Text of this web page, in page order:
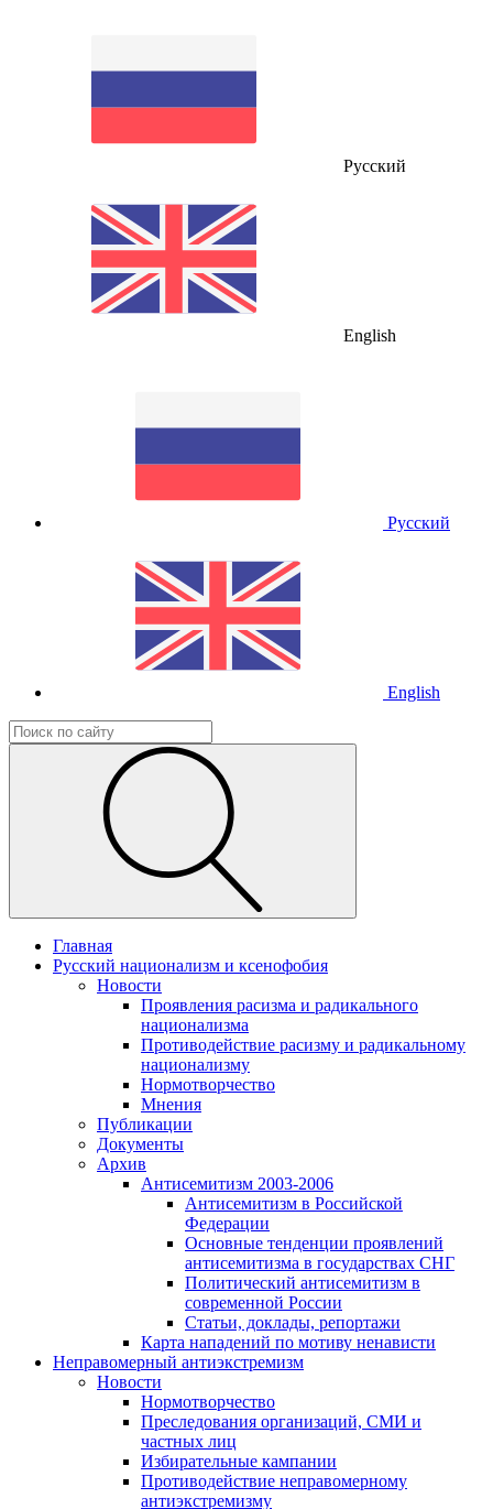
Русский
English
Русский
English
Главная
Русский национализм и ксенофобия
Новости
Проявления расизма и радикального
национализма
Противодействие расизму и радикальному
национализму
Нормотворчество
Мнения
Публикации
Документы
Архив
Антисемитизм 2003-2006
Антисемитизм в Российской
Федерации
Основные тенденции проявлений
антисемитизма в государствах СНГ
Политический антисемитизм в
современной России
Статьи, доклады, репортажи
Карта нападений по мотиву ненависти
Неправомерный антиэкстремизм
Новости
Нормотворчество
Преследования организаций, СМИ и
частных лиц
Избирательные кампании
Противодействие неправомерному
антиэкстремизму